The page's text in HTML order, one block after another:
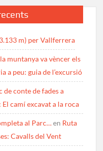
m) per Vallferrera
muntanya va vèncer els
a peu: guia de l’excursió
de conte de fades a
camí excavat a la roca
al Parc…en Ruta
Cavalls del Vent